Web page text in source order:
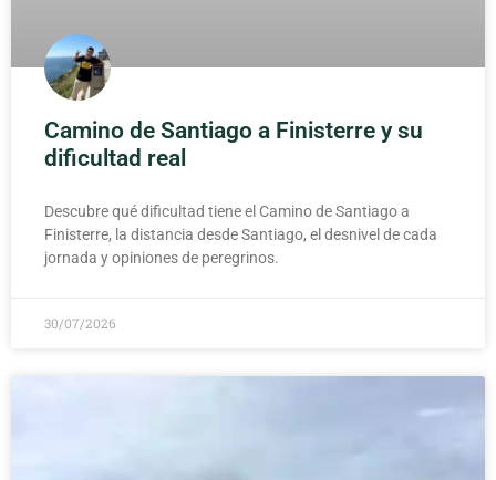
Camino de Santiago a Finisterre y su
dificultad real
Descubre qué dificultad tiene el Camino de Santiago a
Finisterre, la distancia desde Santiago, el desnivel de cada
jornada y opiniones de peregrinos.
30/07/2026